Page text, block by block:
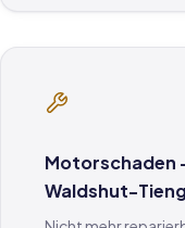
Motorschaden
Waldshut-